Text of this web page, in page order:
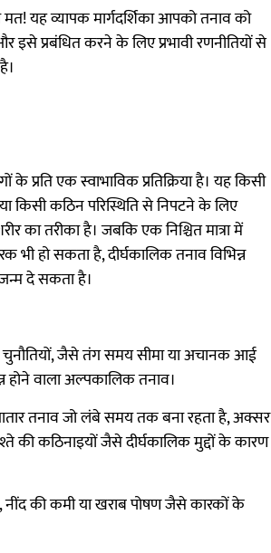
यह व्यापक मार्गदर्शिका आपको तनाव को
प्रबंधित करने के लिए प्रभावी रणनीतियों से
के प्रति एक स्वाभाविक प्रतिक्रिया है। यह किसी
किसी कठिन परिस्थिति से निपटने के लिए
का तरीका है। जबकि एक निश्चित मात्रा में
भी हो सकता है, दीर्घकालिक तनाव विभिन्न
दे सकता है।
चुनौतियों, जैसे तंग समय सीमा या अचानक आई
होने वाला अल्पकालिक तनाव।
तनाव जो लंबे समय तक बना रहता है, अक्सर
की कठिनाइयों जैसे दीर्घकालिक मुद्दों के कारण
नींद की कमी या खराब पोषण जैसे कारकों के